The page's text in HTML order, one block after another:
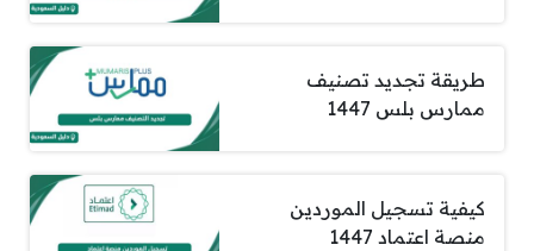
طريقة تجديد تصنيف
ممارس بلس 1447
كيفية تسجيل الموردين
منصة اعتماد 1447